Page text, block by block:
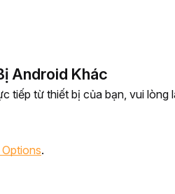
Android Khác
tiếp từ thiết bị của bạn, vui lòng
.